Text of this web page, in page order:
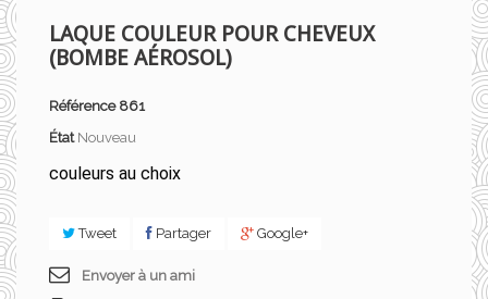
LAQUE COULEUR POUR CHEVEUX
(BOMBE AÉROSOL)
Référence 861
État Nouveau
couleurs au choix
Tweet Partager Google+
Envoyer à un ami